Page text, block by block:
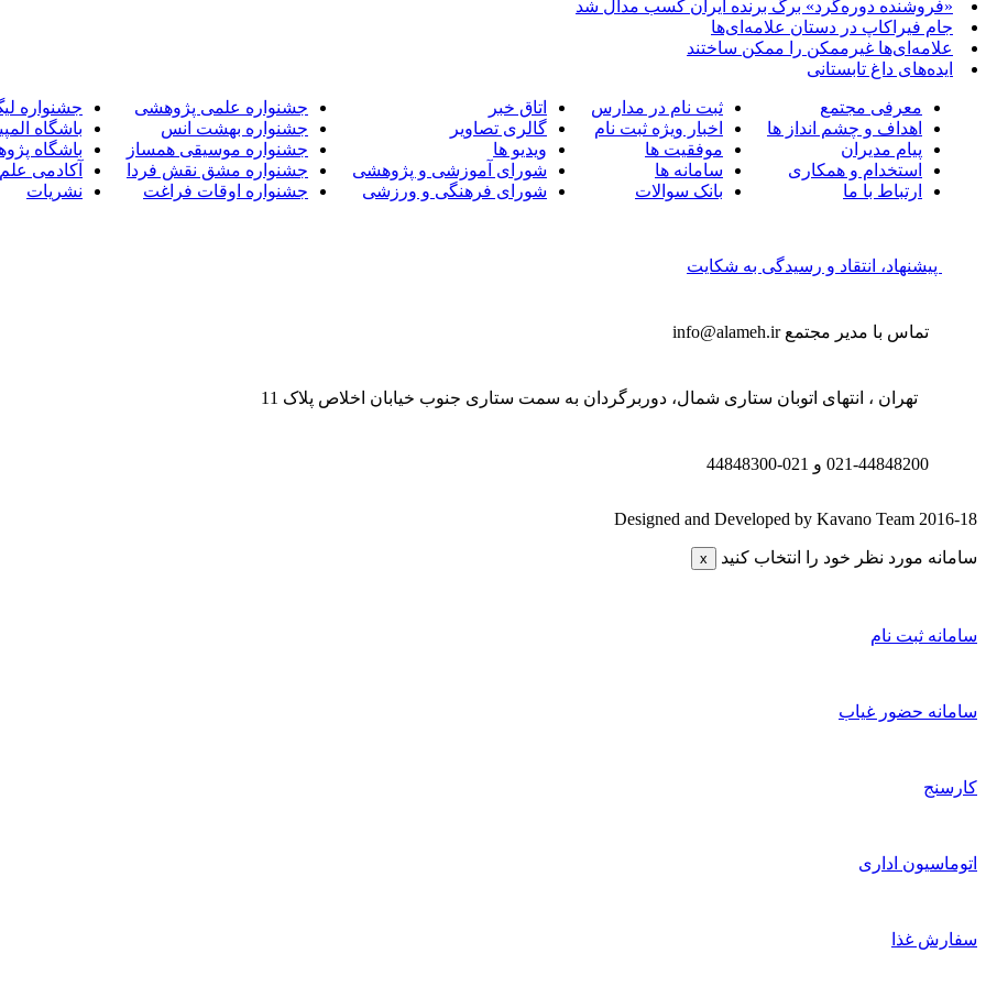
«فروشنده دوره‌گرد» برگ برنده ایران کسب مدال شد
جام فیراکاپ در دستان علامه‌ای‌ها
علامه‌ای‌ها غیرممکن را ممکن ساختند
ایده‌های داغ تابستانی
معرفی مجتمع
اهداف و چشم انداز ها
پیام مدیران
استخدام و همکاری
ارتباط با ما
ثبت نام در مدارس
اخبار ویژه ثبت نام
موفقیت ها
سامانه ها
بانک سوالات
اتاق خبر
گالری تصاویر
ویدیو ها
شورای آموزشی و پژوهشی
شورای فرهنگی و ورزشی
جشنواره علمی پژوهشی
جشنواره بهشت انس
جشنواره موسیقی همساز
جشنواره مشق نقش فردا
جشنواره اوقات فراغت
جشنواره
باشگاه
باشگاه
آکادمی
نشریات
پیشنهاد، انتقاد و رسیدگی به شکایت
تماس با مدیر مجتمعinfo@alameh.ir
تهران ، انتهای اتوبان ستاری شمال، دوربرگردان به سمت ستاری جنوب خیابان اخلاص پلاک 11
021-44848200 و 021-44848300
Designed and Developed by Kavano Team 2016-18
سامانه مورد نظر خود را انتخاب کنید x
سامانه ثبت نام
سامانه حضور غیاب
کارسنج
اتوماسیون اداری
سفارش غذا